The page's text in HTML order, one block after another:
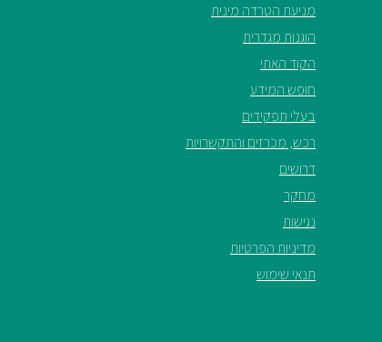
מניעת הטרדה מינית
הוגנות מגדרית
הקוד האתי
חופש המידע
בעלי תפקידים
רכש, מכרזים והתקשרויות
דרושים
מחקר
נגישות
מדיניות הפרטיות
תנאי שימוש